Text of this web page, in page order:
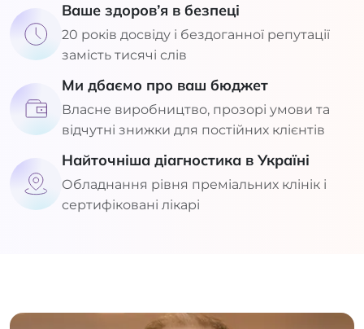
Ваше здоров’я в безпеці
20 років досвіду і бездоганної репутації
замість тисячі слів
Ми дбаємо про ваш бюджет
Власне виробництво, прозорі умови та
відчутні знижки для постійних клієнтів
Найточніша діагностика в Україні
Обладнання рівня преміальних клінік і
сертифіковані лікарі